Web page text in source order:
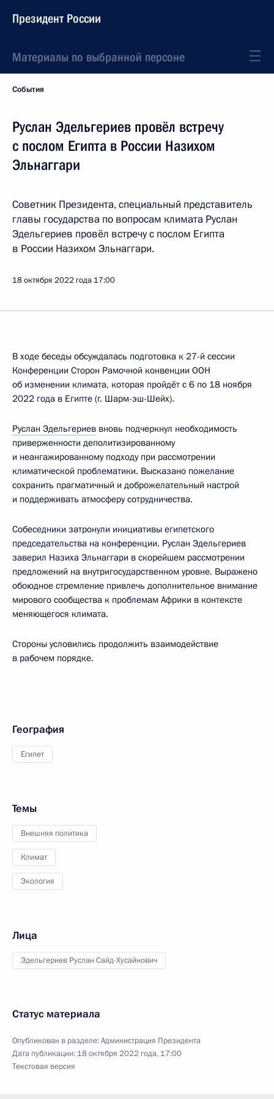
Президент России
Материалы по выбранной персоне
События
Руслан Эдельгериев провёл встречу
с послом Египта в России Назихом
Эльнаггари
Советник Президента, специальный представитель
главы государства по вопросам климата Руслан
Эдельгериев провёл встречу с послом Египта
в России Назихом Эльнаггари.
18 октября 2022 года 17:00
В ходе беседы обсуждалась подготовка к 27-й сессии
Конференции Сторон Рамочной конвенции ООН
об изменении климата, которая пройдёт с 6 по 18 ноября
2022 года в Египте (г. Шарм-эш-Шейх).
Руслан Эдельгериев вновь подчеркнул необходимость
приверженности деполитизированному
и неангажированному подходу при рассмотрении
климатической проблематики. Высказано пожелание
сохранить прагматичный и доброжелательный настрой
и поддерживать атмосферу сотрудничества.
Собеседники затронули инициативы египетского
председательства на конференции. Руслан Эдельгериев
заверил Назиха Эльнаггари в скорейшем рассмотрении
предложений на внутригосударственном уровне. Выражено
обоюдное стремление привлечь дополнительное внимание
мирового сообщества к проблемам Африки в контексте
меняющегося климата.
Стороны условились продолжить взаимодействие
в рабочем порядке.
География
Египет
Темы
Внешняя политика
Климат
Экология
Лица
Эдельгериев Руслан Сайд-Хусайнович
Статус материала
Опубликован в разделе:Администрация Президента
Дата публикации: 18 октября 2022 года, 17:00
Текстовая версия